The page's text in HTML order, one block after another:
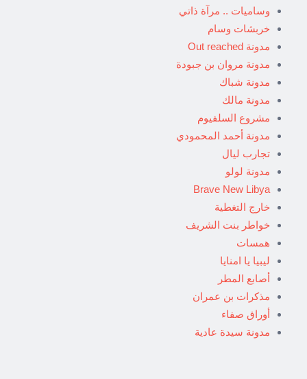
وساميات .. مرآة ذاتي
خربشات وسام
مدونة Out reached
مدونة مروان بن جبودة
مدونة شباك
مدونة مالك
مشروع السلفيوم
مدونة أحمد المحمودي
تجارب ليال
مدونة لولو
Brave New Libya
خارج التغطية
خواطر بنت الشريف
همسات
ليبيا يا امنايا
أصابع المطر
مذكرات بن عمران
أوراق صفاء
مدونة سيدة عادية